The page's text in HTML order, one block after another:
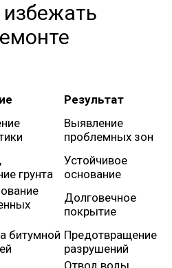
избежать
Результат
Выявление
проблемных зон
грунта
Устойчивое
основание
Долговечное
покрытие
битумной Предотвращение
разрушений
Отвод воды,